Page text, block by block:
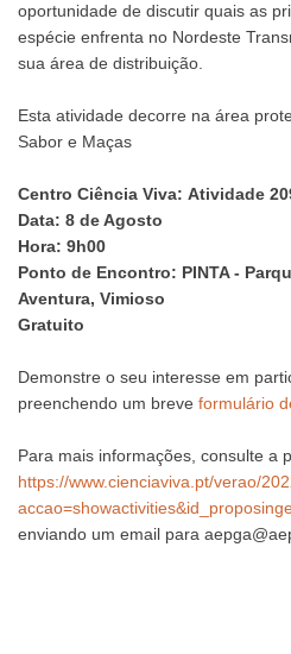
oportunidade de discutir quais as
espécie enfrenta no Nordeste
sua área de distribuição.
Esta atividade decorre na área
Sabor e Maças
Centro Ciência Viva: Atividade
Data: 8 de Agosto
Hora: 9h00
Ponto de Encontro: PINTA -
Aventura, Vimioso
Gratuito
Demonstre o seu interesse em
preenchendo um breve formulário
Para mais informações, consulte a
https://www.cienciaviva.pt/verao/
enviando um email para